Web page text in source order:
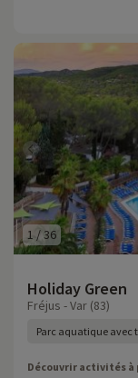
1 /36
Holiday Green
Fréjus - Var (83)
Parc aquatique avec
Découvrir activités